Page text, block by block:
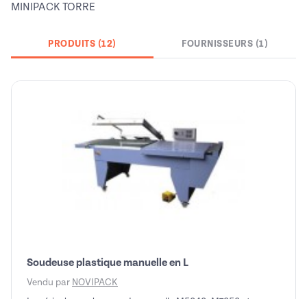
MINIPACK TORRE
PRODUITS (12) FOURNISSEURS (1)
Soudeuse plastique manuelle en L
Vendu par NOVIPACK